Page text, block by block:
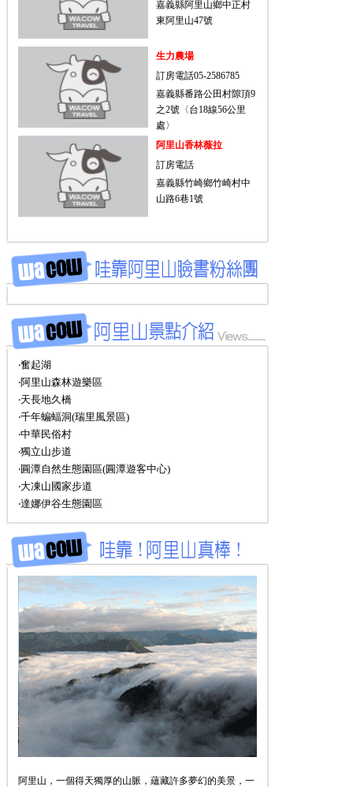
嘉義縣阿里山鄉中正村
東阿里山47號
生力農場
訂房電話05-2586785
嘉義縣番路公田村隙頂9
之2號〈台18線56公里
處〉
阿里山香林薇拉
訂房電話
嘉義縣竹崎鄉竹崎村中
山路6巷1號
‧奮起湖
‧阿里山森林遊樂區
‧天長地久橋
‧千年蝙蝠洞(瑞里風景區)
‧中華民俗村
‧獨立山步道
‧圓潭自然生態園區(圓潭遊客中心)
‧大凍山國家步道
‧達娜伊谷生態園區
阿里山，一個得天獨厚的山脈，蘊藏許多夢幻的美景，一